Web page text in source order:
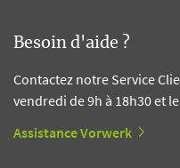
Besoin d'aide ?
Contactez notre Service
vendredi de 9h à 18h30 et
Assistance Vorwerk